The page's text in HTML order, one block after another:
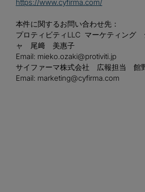
https://www.cyfirma.com/
本件に関するお問い合わせ先：
プロティビティLLC マーケティング
ャ 尾﨑 美惠子
Email: mieko.ozaki@protiviti.jp
サイファーマ株式会社 広報担当
Email: marketing@cyfirma.com